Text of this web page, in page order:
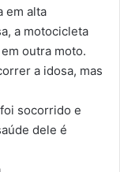
em alta
a motocicleta
outra moto.
a idosa, mas
socorrido e
dele é